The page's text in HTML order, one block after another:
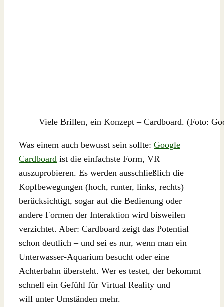
Viele Brillen, ein Konzept – Cardboard. (Foto:
Was einem auch bewusst sein sollte: Google
Cardboard ist die einfachste Form, VR
auszuprobieren. Es werden ausschließlich die
Kopfbewegungen (hoch, runter, links, rechts)
berücksichtigt, sogar auf die Bedienung oder
andere Formen der Interaktion wird bisweilen
verzichtet. Aber: Cardboard zeigt das Potential
schon deutlich – und sei es nur, wenn man ein
Unterwasser-Aquarium besucht oder eine
Achterbahn übersteht. Wer es testet, der bekommt
schnell ein Gefühl für Virtual Reality und
will unter Umständen mehr.